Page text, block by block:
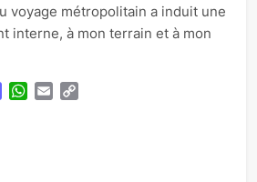
voyage métropolitain a induit une
interne, à mon terrain et à mon
Mastodon
WhatsApp
Email